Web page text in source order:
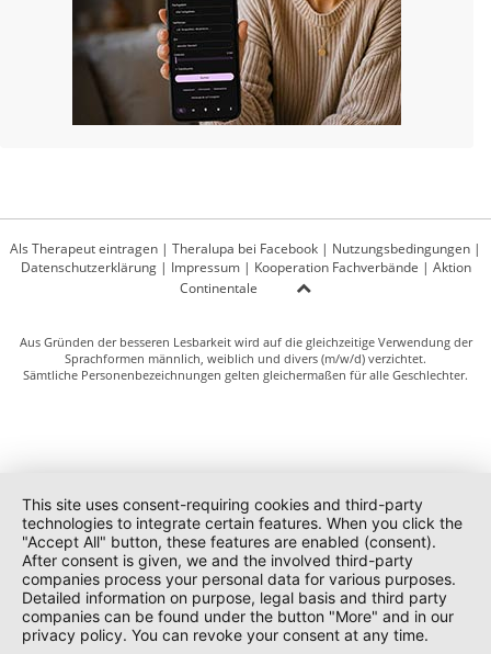
Als Therapeut eintragen | Theralupa bei Facebook | Nutzungsbedingungen |
Datenschutzerklärung| Impressum| Kooperation Fachverbände | Aktion
Continentale
Aus Gründen der besseren Lesbarkeit wird auf die gleichzeitige Verwendung der
Sprachformen männlich, weiblich und divers (m/w/d) verzichtet.
Sämtliche Personenbezeichnungen gelten gleichermaßen für alle Geschlechter.
This site uses consent-requiring cookies and third-party
technologies to integrate certain features. When you click the
"Accept All" button, these features are enabled (consent).
After consent is given, we and the involved third-party
companies process your personal data for various purposes.
Detailed information on purpose, legal basis and third party
companies can be found under the button "More" and in our
privacy policy. You can revoke your consent at any time.